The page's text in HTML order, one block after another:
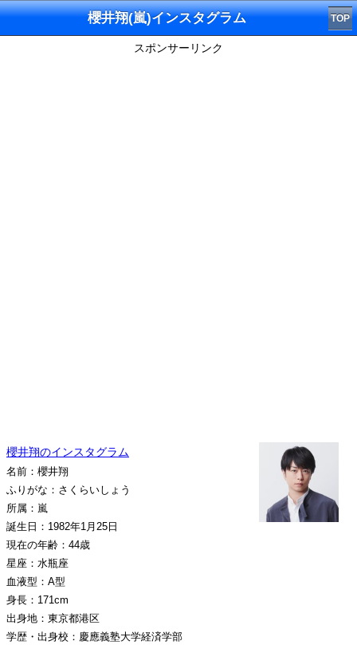
櫻井翔(嵐)インスタグラム TOP
スポンサーリンク
櫻井翔のインスタグラム
名前：櫻井翔
ふりがな：さくらいしょう
所属：嵐
誕生日：1982年1月25日
現在の年齢：44歳
星座：水瓶座
血液型：A型
身長：171cm
出身地：東京都港区
学歴・出身校：慶應義塾大学経済学部